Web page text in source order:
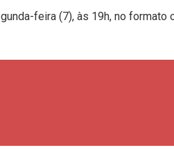
feira (7), às 19h, no formato